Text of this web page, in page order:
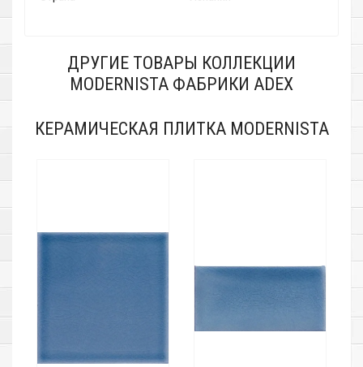
ДРУГИЕ ТОВАРЫ КОЛЛЕКЦИИ
MODERNISTA ФАБРИКИ ADEX
КЕРАМИЧЕСКАЯ ПЛИТКА MODERNISTA